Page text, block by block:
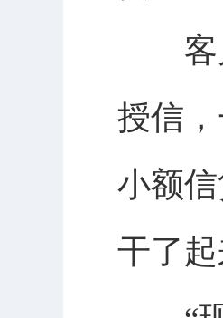
客户
授信
小额
干了